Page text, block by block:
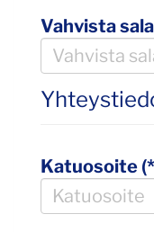
Vahvista
Katuosoite